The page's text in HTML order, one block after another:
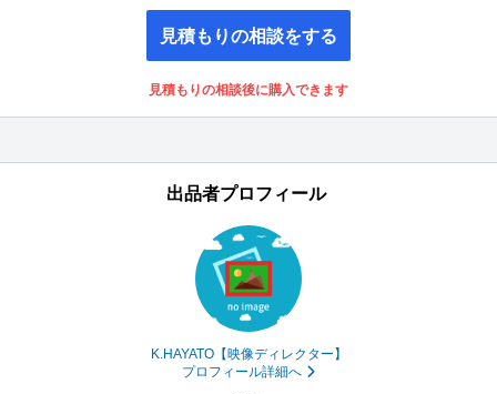
見積もりの相談をする
見積もりの相談後に購入できます
出品者プロフィール
K.HAYATO【映像ディレクター】
プロフィール詳細へ